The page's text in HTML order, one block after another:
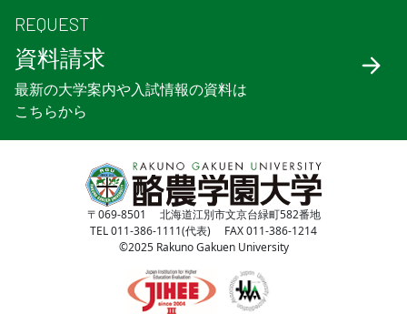
REQUEST
資料請求
最新の大学案内や入試情報の資料は
こちらから
〒069-8501 北海道江別市文京台緑町582番地
TEL 011-386-1111(代表) FAX 011-386-1214
©2025 Rakuno Gakuen University